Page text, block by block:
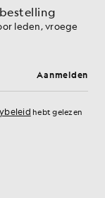
leden, vroege
Aanmelden
hebt gelezen